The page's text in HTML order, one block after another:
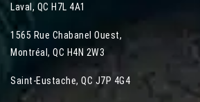
Laval , QC H7L 4A1
1565 Rue Chabanel Ouest,
Montréal , QC H4N 2W3
Saint-Eustache, QC J7P 4G4